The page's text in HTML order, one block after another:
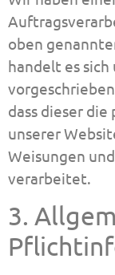
oben
handelt es
dass dieser
unserer
Weisungen
verarbeitet.
3.